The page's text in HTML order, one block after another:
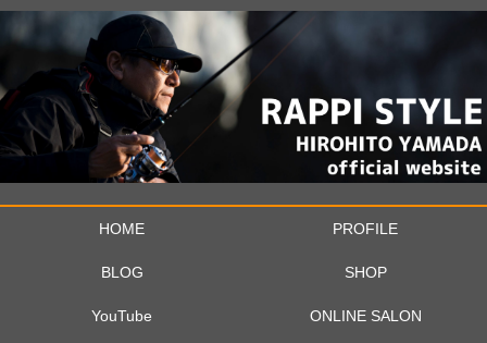
HOME PROFILE
BLOG SHOP
YouTube ONLINE SALON